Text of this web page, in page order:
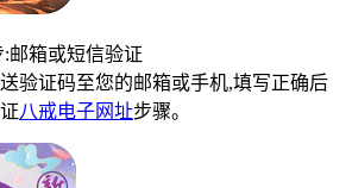
邮箱或短信验证
验证码至您的邮箱或手机,填写正确后
八戒电子网址步骤。